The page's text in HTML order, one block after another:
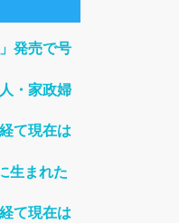
発売で号
・家政婦
て現在は
生まれた
て現在は